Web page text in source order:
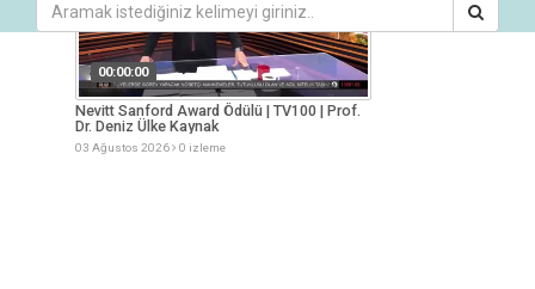
00:00:00
Nevitt Sanford Award Ödülü | TV100 | Prof.
Dr. Deniz Ülke Kaynak
03 Ağustos 2026 0 izleme